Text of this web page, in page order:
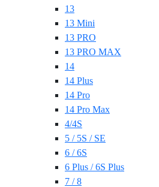
13
13 Mini
13 PRO
13 PRO MAX
14
14 Plus
14 Pro
14 Pro Max
4/4S
5 / 5S / SE
6 / 6S
6 Plus / 6S Plus
7 / 8